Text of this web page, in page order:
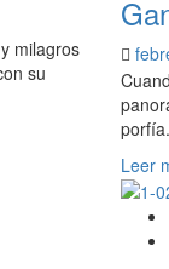
milagros
su
Leer